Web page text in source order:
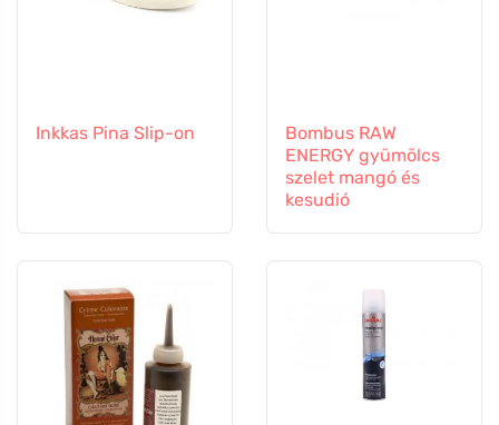
Inkkas Pina Slip-on
Bombus RAW
ENERGY gyümölcs
szelet mangó és
kesudió